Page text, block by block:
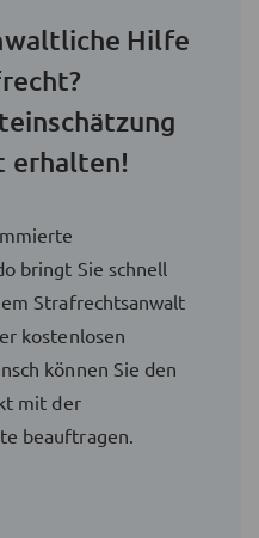
Hilfe
erhalten!
bringt Sie schnell
Strafrechtsanwalt
kostenlosen
können Sie den
mit der
beauftragen.